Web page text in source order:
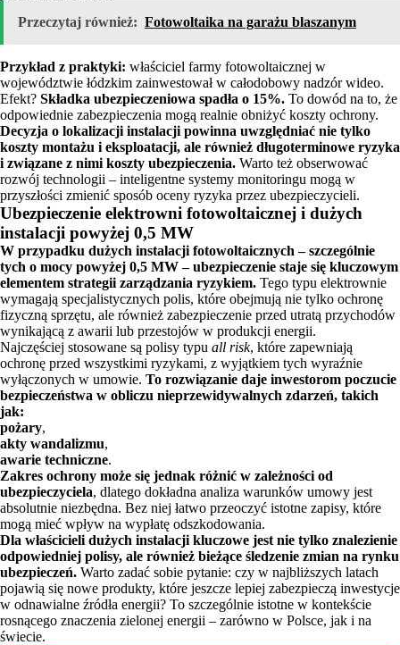
Przeczytaj również: Fotowoltaika na garażu blaszanym
Przykład z praktyki: właściciel farmy fotowoltaicznej w
województwie łódzkim zainwestował w całodobowy nadzór wideo.
Efekt? Składka ubezpieczeniowa spadła o 15%. To dowód na to, że
odpowiednie zabezpieczenia mogą realnie obniżyć koszty ochrony.
Decyzja o lokalizacji instalacji powinna uwzględniać nie tylko
koszty montażu i eksploatacji, ale również długoterminowe ryzyka
i związane z nimi koszty ubezpieczenia. Warto też obserwować
rozwój technologii – inteligentne systemy monitoringu mogą w
przyszłości zmienić sposób oceny ryzyka przez ubezpieczycieli.
Ubezpieczenie elektrowni fotowoltaicznej i dużych
instalacji powyżej 0,5 MW
W przypadku dużych instalacji fotowoltaicznych – szczególnie
tych o mocy powyżej 0,5 MW – ubezpieczenie staje się kluczowym
elementem strategii zarządzania ryzykiem. Tego typu elektrownie
wymagają specjalistycznych polis, które obejmują nie tylko ochronę
fizyczną sprzętu, ale również zabezpieczenie przed utratą przychodów
wynikającą z awarii lub przestojów w produkcji energii.
Najczęściej stosowane są polisy typu all risk, które zapewniają
ochronę przed wszystkimi ryzykami, z wyjątkiem tych wyraźnie
wyłączonych w umowie. To rozwiązanie daje inwestorom poczucie
bezpieczeństwa w obliczu nieprzewidywalnych zdarzeń, takich
jak:
pożary,
akty wandalizmu,
awarie techniczne.
Zakres ochrony może się jednak różnić w zależności od
ubezpieczyciela, dlatego dokładna analiza warunków umowy jest
absolutnie niezbędna. Bez niej łatwo przeoczyć istotne zapisy, które
mogą mieć wpływ na wypłatę odszkodowania.
Dla właścicieli dużych instalacji kluczowe jest nie tylko znalezienie
odpowiedniej polisy, ale również bieżące śledzenie zmian na rynku
ubezpieczeń. Warto zadać sobie pytanie: czy w najbliższych latach
pojawią się nowe produkty, które jeszcze lepiej zabezpieczą inwestycje
w odnawialne źródła energii? To szczególnie istotne w kontekście
rosnącego znaczenia zielonej energii – zarówno w Polsce, jak i na
świecie.